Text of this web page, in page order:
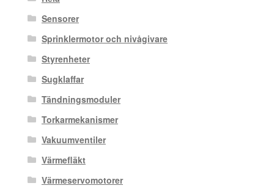
Sensorer
Sprinklermotor och nivågivare
Styrenheter
Sugklaffar
Tändningsmoduler
Torkarmekanismer
Vakuumventiler
Värmefläkt
Värmeservomotorer